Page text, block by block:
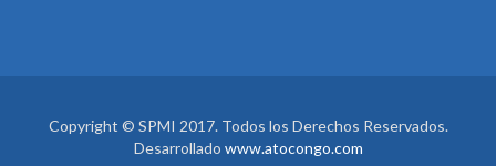
Copyright © SPMI 2017. Todos los Derechos Reservados.
Desarrollado www.atocongo.com